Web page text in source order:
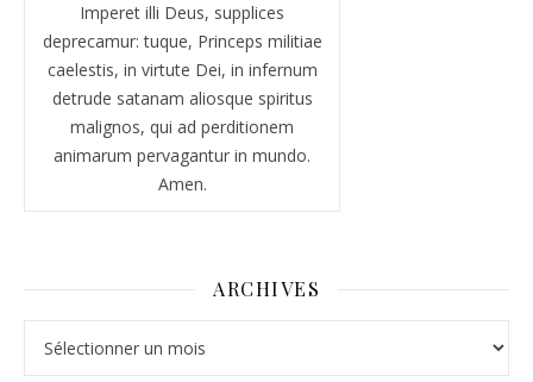
Imperet illi Deus, supplices
deprecamur: tuque, Princeps militiae
caelestis, in virtute Dei, in infernum
detrude satanam aliosque spiritus
malignos, qui ad perditionem
animarum pervagantur in mundo.
Amen.
ARCHIVES